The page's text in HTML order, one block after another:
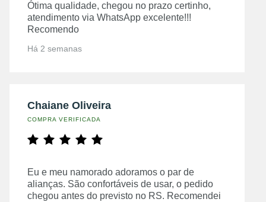
Ótima qualidade, chegou no prazo certinho,
atendimento via WhatsApp excelente!!!
Recomendo
Há 2 semanas
Chaiane Oliveira
COMPRA VERIFICADA
Eu e meu namorado adoramos o par de
alianças. São confortáveis de usar, o pedido
chegou antes do previsto no RS. Recomendei